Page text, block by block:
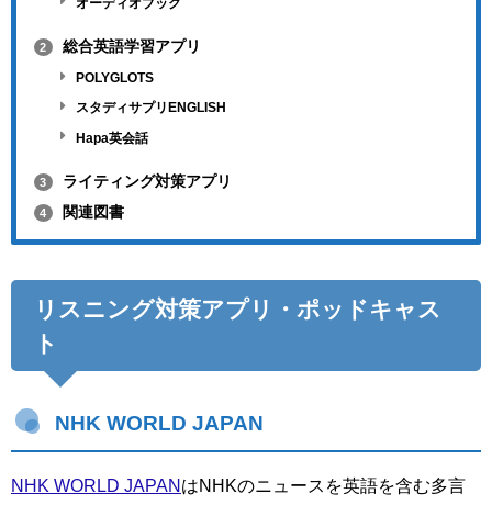
オーディオブック
2 総合英語学習アプリ
POLYGLOTS
スタディサプリENGLISH
Hapa英会話
3 ライティング対策アプリ
4 関連図書
リスニング対策アプリ・ポッドキャス
ト
NHK WORLD JAPAN
NHK WORLD JAPAN はNHKのニュースを英語を含む多言